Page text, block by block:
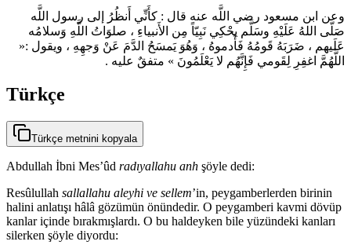
وعن ابن مسعود رضي اللَّه عنه قال : كأَنِّي أَنظُرُ إلى رسول اللَّه
صَلّى اللهُ عَلَيْهِ وسَلَّم يحْكِي نَبِيّاً مِن الأَنبياءِ ، صلوَاتُ اللَّهِ وَسلامُه
عَلَيهم ، ضَرَبَهُ قَومُهُ فَأَدموهُ ، وَهُوَ يَمسَحُ الدَّمَ عَنْ وَجهِهِ ، ويقول :«
اللَّهُمَّ اغفِرِ لِقَومي فَإِنَّهُم لا يَعْلَمُونَ » متفقٌ عليه .
Türkçe
Türkçe metnini kopyala
Abdullah İbni Mes’ûd radıyallahu anh şöyle dedi:
Resûlullah sallallahu aleyhi ve sellem’in, peygamberlerden birinin
halini anlatışı hâlâ gözümün önündedir. O peygamberi kavmi dövüp
kanlar içinde bırakmışlardı. O bu haldeyken bile yüzündeki kanları
silerken şöyle diyordu: